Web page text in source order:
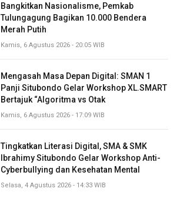
Bangkitkan Nasionalisme, Pemkab
Tulungagung Bagikan 10.000 Bendera
Merah Putih
Kamis, 6 Agustus 2026 - 20:05 WIB
Mengasah Masa Depan Digital: SMAN 1
Panji Situbondo Gelar Workshop XL.SMART
Bertajuk “Algoritma vs Otak
Kamis, 6 Agustus 2026 - 17:09 WIB
Tingkatkan Literasi Digital, SMA & SMK
Ibrahimy Situbondo Gelar Workshop Anti-
Cyberbullying dan Kesehatan Mental
Selasa, 4 Agustus 2026 - 14:33 WIB